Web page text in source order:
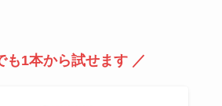
も1本から試せます ／